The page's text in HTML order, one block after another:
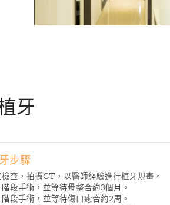
牙
步驟
查，拍攝CT，以醫師經驗進行植牙規畫。
階段手術，並等待骨整合約3個月。
段手術，並等待傷口癒合約2周。